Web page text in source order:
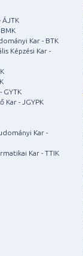
ÁJTK
Kar - BTK
Képzési Kar -
GYTK
Kar - JGYPK
Kar -
Kar - TTIK